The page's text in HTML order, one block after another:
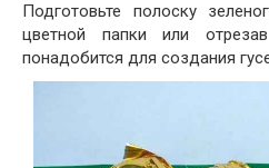
Подготовьте полоску
цветной папки или
понадобится для создания